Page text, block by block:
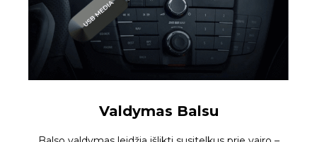
Valdymas Balsu